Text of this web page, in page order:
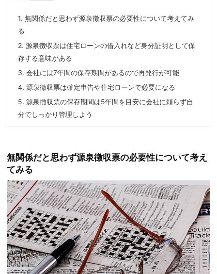
1. 無関係だと思わず源泉徴収票の必要性について考えてみ
る
2. 源泉徴収票は住宅ローンの借入れなど身分証明として保
存する意味がある
3. 会社には7年間の保存期間があるので再発行が可能
4. 源泉徴収票は確定申告や住宅ローンで必要になる
5. 源泉徴収票の保存期間は5年間を目安に会社に頼らず自
分でしっかり管理しよう
無関係だと思わず源泉徴収票の必要性について考え
てみる